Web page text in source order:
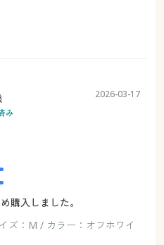
み
2026-03-17
購入しました。
ズ：M / カラー：オフホワイ